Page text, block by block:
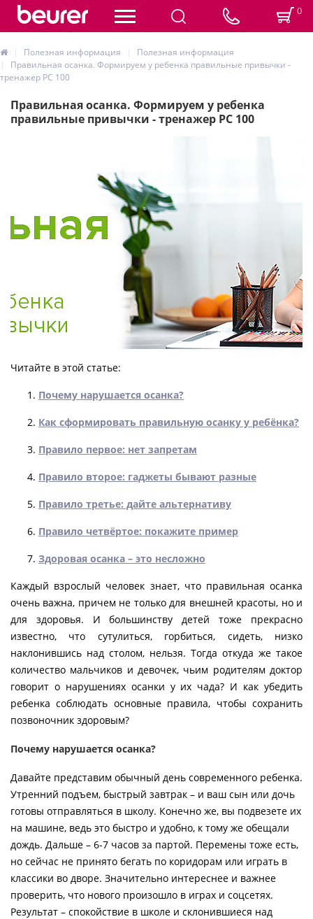
0
Полезная информация
Полезная информация
Правильная осанка. Формируем у ребенка правильные привычки -
тренажер PC 100
Правильная осанка. Формируем у ребенка
правильные привычки - тренажер PC 100
Читайте в этой статье:
Почему нарушается осанка?
Как сформировать правильную осанку у ребёнка?
Правило первое: нет запретам
Правило второе: гаджеты бывают разные
Правило третье: дайте альтернативу
Правило четвёртое: покажите пример
Здоровая осанка – это несложно
Каждый взрослый человек знает, что правильная осанка
очень важна, причем не только для внешней красоты, но и
для здоровья. И большинству детей тоже прекрасно
известно, что сутулиться, горбиться, сидеть, низко
наклонившись над столом, нельзя. Тогда откуда же такое
количество мальчиков и девочек, чьим родителям доктор
говорит о нарушениях осанки у их чада? И как убедить
ребенка соблюдать основные правила, чтобы сохранить
позвоночник здоровым?
Почему нарушается осанка?
Давайте представим обычный день современного ребенка.
Утренний подъем, быстрый завтрак – и ваш сын или дочь
готовы отправляться в школу. Конечно же, вы подвезете их
на машине, ведь это быстро и удобно, к тому же обещали
дождь. Дальше – 6-7 часов за партой. Перемены тоже есть,
но сейчас не принято бегать по коридорам или играть в
классики во дворе. Значительно интереснее и важнее
проверить, что нового произошло в играх и соцсетях.
Результат – спокойствие в школе и склонившиеся над